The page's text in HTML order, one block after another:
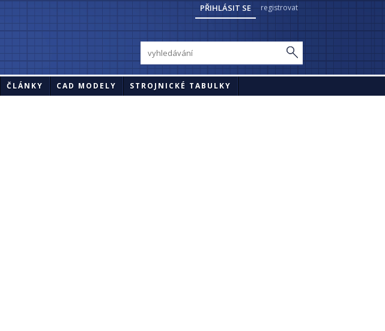
PŘIHLÁSIT SE registrovat
ČLÁNKY CAD MODELY STROJNICKÉ TABULKY